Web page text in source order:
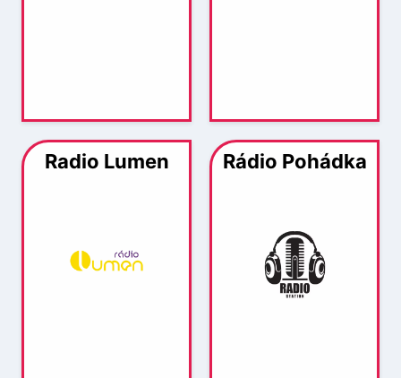
Radio Lumen Rádio Pohádka